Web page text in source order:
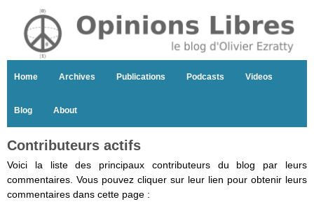
Home Archives Publications Podcasts Videos
Blog About
Contributeurs actifs
Voici la liste des principaux contributeurs du blog par leurs
commentaires. Vous pouvez cliquer sur leur lien pour obtenir leurs
commentaires dans cette page :